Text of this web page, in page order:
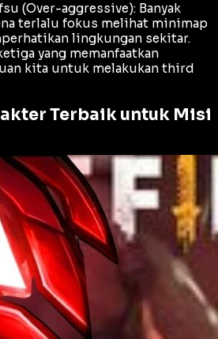
(Over-aggressive): Banyak
terlalu fokus melihat minimap
lingkungan sekitar.
yang memanfaatkan
kita untuk melakukan third
Terbaik untuk Misi